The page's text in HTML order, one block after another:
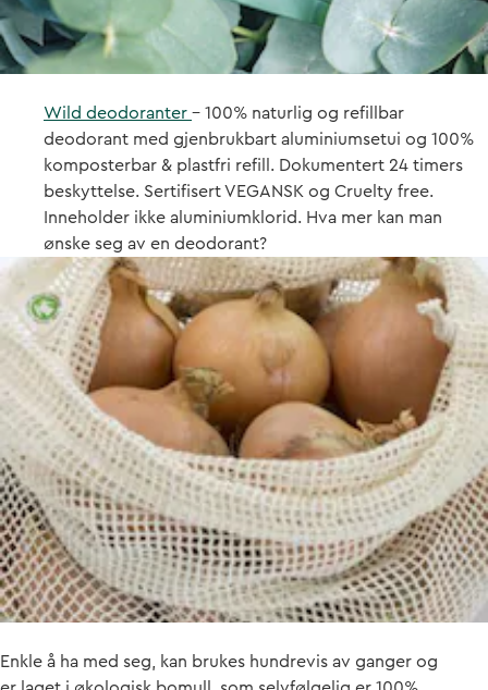
Wild deodoranter - 100% naturlig og refillbar
deodorant med gjenbrukbart aluminiumsetui og 100%
komposterbar & plastfri refill. Dokumentert 24 timers
beskyttelse. Sertifisert VEGANSK og Cruelty free.
Inneholder ikke aluminiumklorid. Hva mer kan man
ønske seg av en deodorant?
Enkle å ha med seg, kan brukes hundrevis av ganger og